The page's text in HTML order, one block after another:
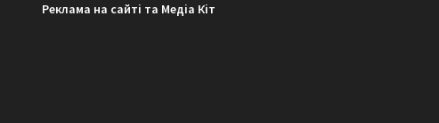
Реклама на сайті та Медіа Кіт